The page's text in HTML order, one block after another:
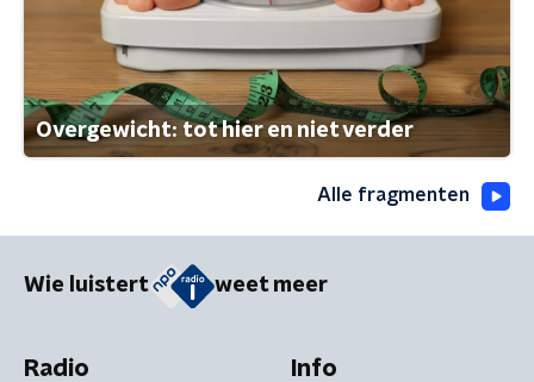
Overgewicht: tot hier en niet verder
Alle fragmenten
Wie luistert weet meer
Radio Info